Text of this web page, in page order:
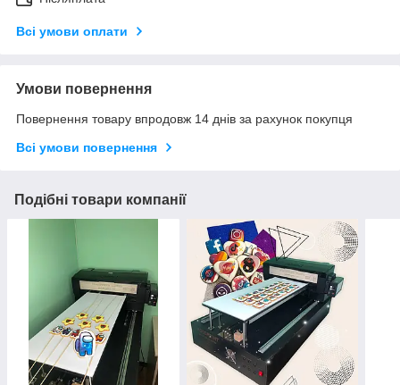
Всі умови оплати
Умови повернення
Повернення товару впродовж 14 днів за рахунок покупця
Всі умови повернення
Подібні товари компанії